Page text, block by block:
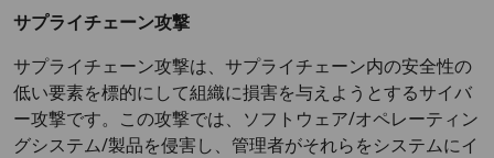
サプライチェーン攻撃
サプライチェーン攻撃は、サプライチェーン内の安全性の
低い要素を標的にして組織に損害を与えようとするサイバ
ー攻撃です。この攻撃では、ソフトウェア/オペレーティン
グシステム/製品を侵害し、管理者がそれらをシステムにイ